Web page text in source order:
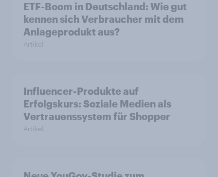
ETF-Boom in Deutschland: Wie gut
kennen sich Verbraucher mit dem
Anlageprodukt aus?
Artikel
Influencer-Produkte auf
Erfolgskurs: Soziale Medien als
Vertrauenssystem für Shopper
Artikel